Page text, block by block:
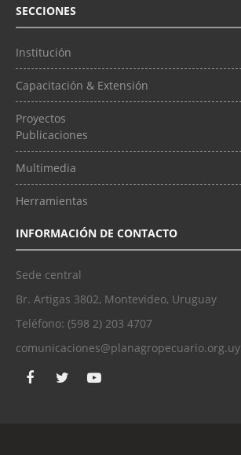
SECCIONES
Institución
Capacitación & Extensión
Proyectos
Publicaciones
Multimedia
Herramientas
INFORMACIÓN DE CONTACTO
Sede central
Br. Artigas 3802, Montevideo, Uruguay
Teléfono: (598 2) 203 4707
comunicaciones@planagropecuario.org.uy